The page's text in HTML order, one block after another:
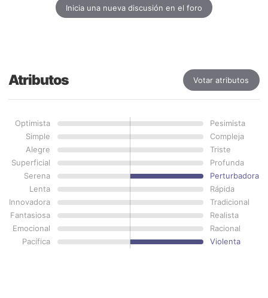
Inicia una nueva discusión en el foro
Atributos Votar atributos
Optimista
Pesimista
Simple
Compleja
Alegre
Triste
Superficial
Profunda
Serena
Perturbadora
Lenta
Rápida
Innovadora
Tradicional
Fantasiosa
Realista
Emocional
Racional
Pacífica
Violenta